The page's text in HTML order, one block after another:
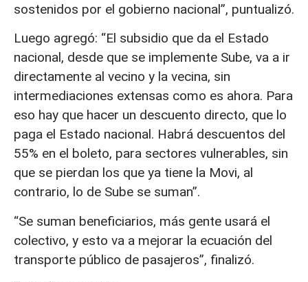
sostenidos por el gobierno nacional”, puntualizó.
Luego agregó: “El subsidio que da el Estado
nacional, desde que se implemente Sube, va a ir
directamente al vecino y la vecina, sin
intermediaciones extensas como es ahora. Para
eso hay que hacer un descuento directo, que lo
paga el Estado nacional. Habrá descuentos del
55% en el boleto, para sectores vulnerables, sin
que se pierdan los que ya tiene la Movi, al
contrario, lo de Sube se suman”.
“Se suman beneficiarios, más gente usará el
colectivo, y esto va a mejorar la ecuación del
transporte público de pasajeros”, finalizó.